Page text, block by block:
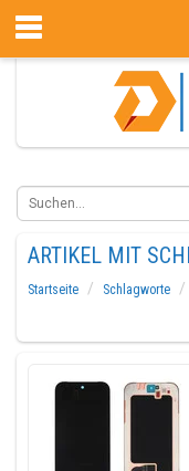
ARTIKEL MIT
Startseite Schlagworte